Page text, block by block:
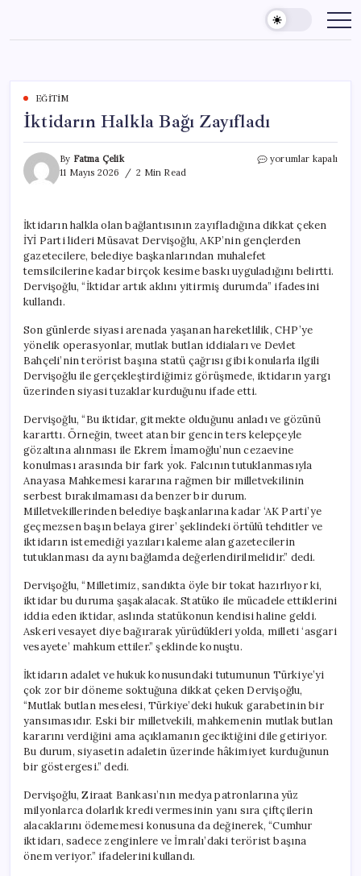
content
EĞITIM
İktidarın Halkla Bağı Zayıfladı
By Fatma Çelik
11 Mayıs 2026
2 Min Read
İktidarın
yorumlar kapalı
İktidarın halkla olan bağlantısının zayıfladığına dikkat çeken
İYİ Parti lideri Müsavat Dervişoğlu, AKP’nin gençlerden
gazetecilere, belediye başkanlarından muhalefet
temsilcilerine kadar birçok kesime baskı uyguladığını belirtti.
Dervişoğlu, “İktidar artık aklını yitirmiş durumda” ifadesini
kullandı.
Son günlerde siyasi arenada yaşanan hareketlilik, CHP’ye
yönelik operasyonlar, mutlak butlan iddiaları ve Devlet
Bahçeli’nin terörist başına statü çağrısı gibi konularla ilgili
Dervişoğlu ile gerçekleştirdiğimiz görüşmede, iktidarın yargı
üzerinden siyasi tuzaklar kurduğunu ifade etti.
Dervişoğlu, “Bu iktidar, gitmekte olduğunu anladı ve gözünü
kararttı. Örneğin, tweet atan bir gencin ters kelepçeyle
gözaltına alınması ile Ekrem İmamoğlu’nun cezaevine
konulması arasında bir fark yok. Falcının tutuklanmasıyla
Anayasa Mahkemesi kararına rağmen bir milletvekilinin
serbest bırakılmaması da benzer bir durum.
Milletvekillerinden belediye başkanlarına kadar ‘AK Parti’ye
geçmezsen başın belaya girer’ şeklindeki örtülü tehditler ve
iktidarın istemediği yazıları kaleme alan gazetecilerin
tutuklanması da aynı bağlamda değerlendirilmelidir.” dedi.
Dervişoğlu, “Milletimiz, sandıkta öyle bir tokat hazırlıyor ki,
iktidar bu duruma şaşakalacak. Statüko ile mücadele ettiklerini
iddia eden iktidar, aslında statükonun kendisi haline geldi.
Askeri vesayet diye bağırarak yürüdükleri yolda, milleti ‘asgari
vesayete’ mahkum ettiler.” şeklinde konuştu.
İktidarın adalet ve hukuk konusundaki tutumunun Türkiye’yi
çok zor bir döneme soktuğuna dikkat çeken Dervişoğlu,
“Mutlak butlan meselesi, Türkiye’deki hukuk garabetinin bir
yansımasıdır. Eski bir milletvekili, mahkemenin mutlak butlan
kararını verdiğini ama açıklamanın geciktiğini dile getiriyor.
Bu durum, siyasetin adaletin üzerinde hâkimiyet kurduğunun
bir göstergesi.” dedi.
Dervişoğlu, Ziraat Bankası’nın medya patronlarına yüz
milyonlarca dolarlık kredi vermesinin yanı sıra çiftçilerin
alacaklarını ödememesi konusuna da değinerek, “Cumhur
iktidarı, sadece zenginlere ve İmralı’daki terörist başına
önem veriyor.” ifadelerini kullandı.